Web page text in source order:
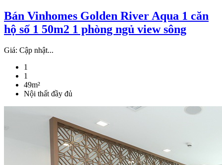
Bán Vinhomes Golden River Aqua 1 căn
hộ số 1 50m2 1 phòng ngủ view sông
Giá: Cập nhật...
1
1
49m²
Nội thất đầy đủ